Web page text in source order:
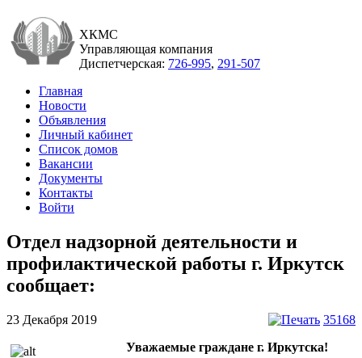
ХКМС
Управляющая компания
Диспетчерская: 726-995, 291-507
Главная
Новости
Объявления
Личный кабинет
Список домов
Вакансии
Документы
Контакты
Войти
Отдел надзорной деятельности и
профилактической работы г. Иркутск
сообщает:
23 Декабря 2019
35168
Уважаемые граждане г. Иркутска!